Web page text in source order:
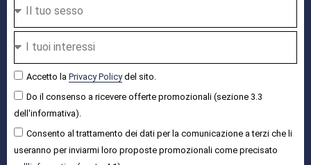
Accetto la Privacy Policydel sito.
Do il consenso a ricevere offerte promozionali (sezione 3.3
dell'informativa).
Consento al trattamento dei dati per la comunicazione a terzi che li
useranno per inviarmi loro proposte promozionali come precisato